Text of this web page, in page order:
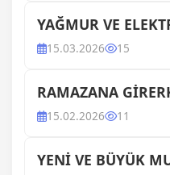
YAĞMUR VE
15.03.2026 15
RAMAZANA
15.02.2026 11
YENİ VE BÜYÜK